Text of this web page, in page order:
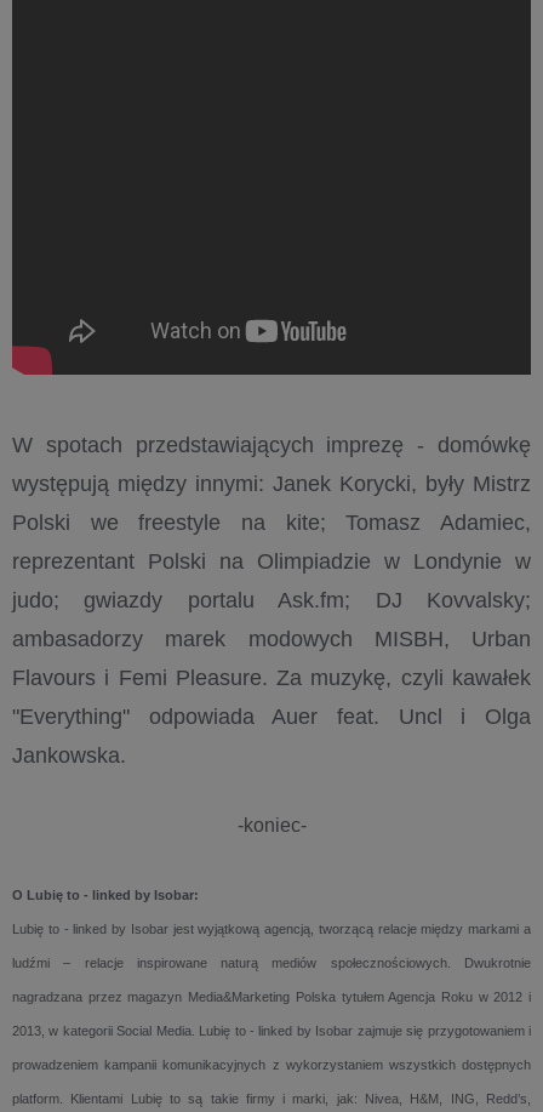
W spotach przedstawiających imprezę - domówkę
występują między innymi: Janek Korycki, były Mistrz
Polski we freestyle na kite; Tomasz Adamiec,
reprezentant Polski na Olimpiadzie w Londynie w
judo; gwiazdy portalu Ask.fm; DJ Kovvalsky;
ambasadorzy marek modowych MISBH, Urban
Flavours i Femi Pleasure. Za muzykę, czyli kawałek
"Everything" odpowiada Auer feat. Uncl i Olga
Jankowska.
-koniec-
O Lubię to - linked by Isobar:
Lubię to - linked by Isobar jest wyjątkową agencją, tworzącą relacje między markami a
ludźmi – relacje inspirowane naturą mediów społecznościowych. Dwukrotnie
nagradzana przez magazyn Media&Marketing Polska tytułem Agencja Roku w 2012 i
2013, w kategorii Social Media. Lubię to - linked by Isobar zajmuje się przygotowaniem i
prowadzeniem kampanii komunikacyjnych z wykorzystaniem wszystkich dostępnych
platform. Klientami Lubię to są takie firmy i marki, jak: Nivea, H&M, ING, Redd’s,